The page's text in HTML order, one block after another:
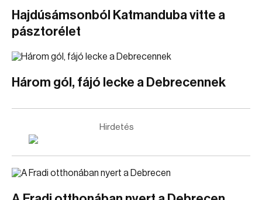
Hajdúsámsonból Katmanduba vitte a
pásztorélet
Három gól, fájó lecke a Debrecennek
Hirdetés